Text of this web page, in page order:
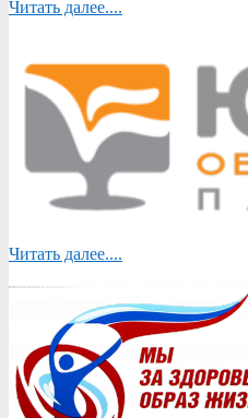
Читать далее....
Читать далее....